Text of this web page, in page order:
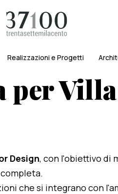
Realizzazioni e Progetti
per
Design, con l'obiettivo di
che si integrano con